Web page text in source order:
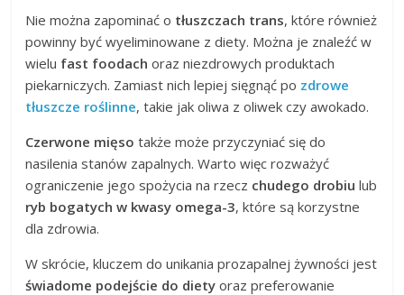
Nie można zapominać o tłuszczach trans, które również
powinny być wyeliminowane z diety. Można je znaleźć w
wielu fast foodach oraz niezdrowych produktach
piekarniczych. Zamiast nich lepiej sięgnąć po zdrowe
tłuszcze roślinne, takie jak oliwa z oliwek czy awokado.
Czerwone mięso także może przyczyniać się do
nasilenia stanów zapalnych. Warto więc rozważyć
ograniczenie jego spożycia na rzecz chudego drobiu lub
ryb bogatych w kwasy omega-3, które są korzystne
dla zdrowia.
W skrócie, kluczem do unikania prozapalnej żywności jest
świadome podejście do diety oraz preferowanie